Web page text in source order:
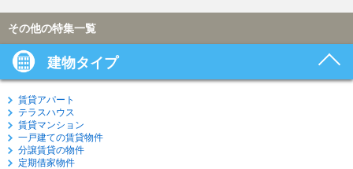
その他の特集一覧
建物タイプ
賃貸アパート
テラスハウス
賃貸マンション
一戸建ての賃貸物件
分譲賃貸の物件
定期借家物件